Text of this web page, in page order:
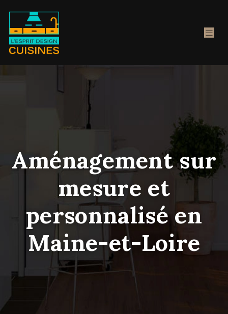
Aménagement sur
mesure et
personnalisé en
Maine-et-Loire